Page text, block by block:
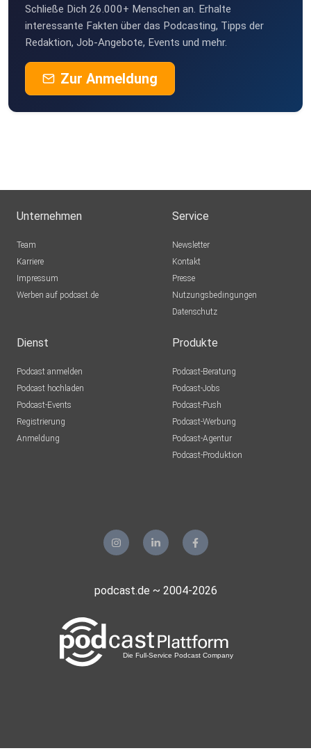
Schließe Dich 26.000+ Menschen an. Erhalte
interessante Fakten über das Podcasting, Tipps der
Redaktion, Job-Angebote, Events und mehr.
Zur Anmeldung
Unternehmen
Team
Karriere
Impressum
Werben auf podcast.de
Service
Newsletter
Kontakt
Presse
Nutzungsbedingungen
Datenschutz
Dienst
Podcast anmelden
Podcast hochladen
Podcast-Events
Registrierung
Anmeldung
Produkte
Podcast-Beratung
Podcast-Jobs
Podcast-Push
Podcast-Werbung
Podcast-Agentur
Podcast-Produktion
podcast.de ~ 2004-2026